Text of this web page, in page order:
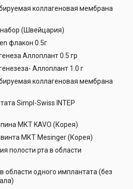
коллагеновая мембрана
(Швейцария)
флакон 0.5г
Аллоплант 0.5 гр
Аллоплант 1.0 г
коллагеновая мембрана
Simpl-Swiss INTEP
МКТ KAVO (Корея)
винта МКТ Mesinger (Корея)
полости рта в области
области одного имплантата (без